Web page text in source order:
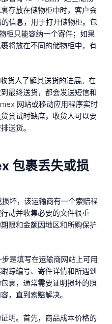
存放在储物柜中时，客户会
信息，用于打开储物柜。包
柜只能容纳一个寄件；如果
将放在不同的储物柜中，有
货人了解其送货的进展。在
最终送货，都会发送短信和
网站或移动应用程序实时
尝试时缺席，收货人可以要
送货。
包裹丢失或损
坏，该运输商有一个索赔程
动并收集必要的文件很重
限和金额因地区和所购保护
是填写在运输商网站上可用
踪编号、寄件详情和所遇到
裹，通常需要证明损坏的照
，直到索赔解决。
明。首先，商品成本价格的